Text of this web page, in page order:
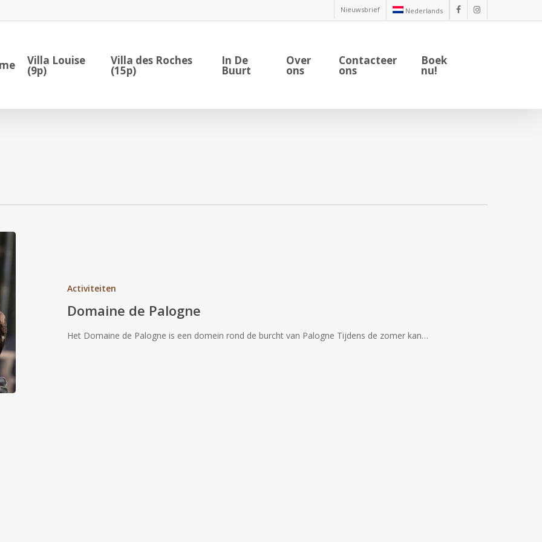
facebookinstagram
Nieuwsbrief Nederlands
Villa Louise
(9p)
Villa des Roches
(15p)
In De
Buurt
Over
ons
Contacteer
ons
Boek
nu!
Activiteiten
Domaine de Palogne
Het Domaine de Palogne is een domein rond de burcht van Palogne Tijdens de zomer kan…